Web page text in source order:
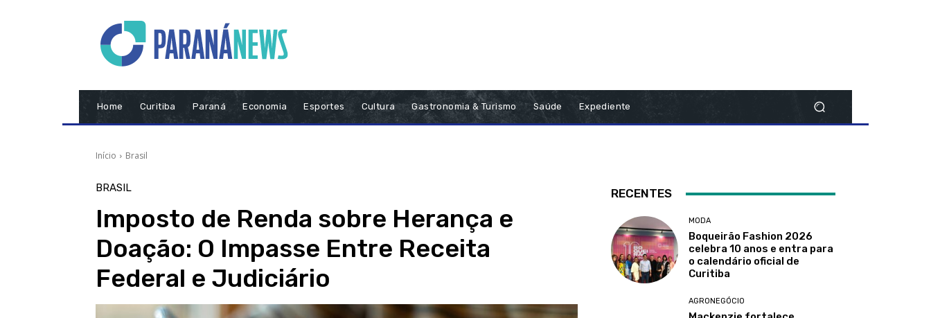
Home Curitiba Paraná Economia Esportes Cultura Gastronomia & Turismo Saúde Expediente
Início Brasil
BRASIL
Imposto de Renda sobre Herança e
Doação: O Impasse Entre Receita
Federal e Judiciário
RECENTES
MODA
Boqueirão Fashion 2026
celebra 10 anos e entra para
o calendário oficial de
Curitiba
AGRONEGÓCIO